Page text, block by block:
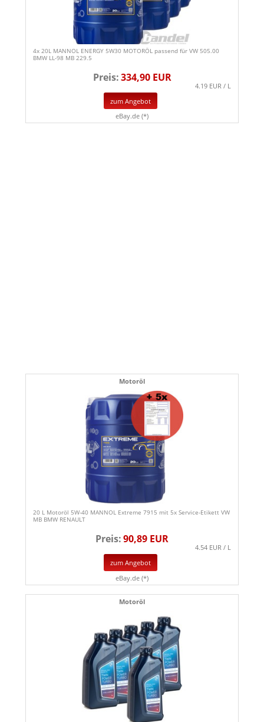
4x 20L MANNOL ENERGY 5W30 MOTORÖL passend für VW 505.00
BMW LL-98 MB 229.5
Preis:334,90 EUR
4.19 EUR / L
zum Angebot
eBay.de (*)
Motoröl
20 L Motoröl 5W-40 MANNOL Extreme 7915 mit 5x Service-Etikett VW
MB BMW RENAULT
Preis:90,89 EUR
4.54 EUR / L
zum Angebot
eBay.de (*)
Motoröl